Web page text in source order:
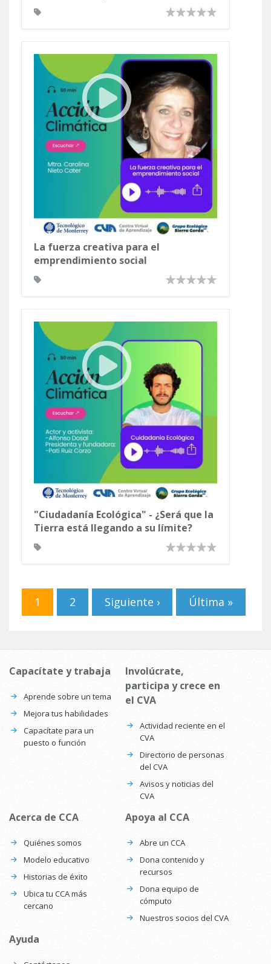
La fuerza creativa para el
emprendimiento social
"Ciudadanía Ecológica" - ¿Será que la
Tierra está llegando a su límite?
Páginas
1 2 Siguiente › Última »
Capacítate y trabaja
Aprende sobre un tema
Mejora tus habilidades
Capacítate para un
puesto o función
Involúcrate,
participa y crece en
el CVA
Actividad reciente en el
CVA
Directorio de personas
del CVA
Avisos y noticias del
CVA
Acerca de CCA
Quiénes somos
Modelo educativo
Historias de éxito
Ubica tu CCA más
cercano
Apoya al CCA
Abre un CCA
Dona contenido y
recursos
Dona equipo de
cómputo
Nuestros socios del CVA
Ayuda